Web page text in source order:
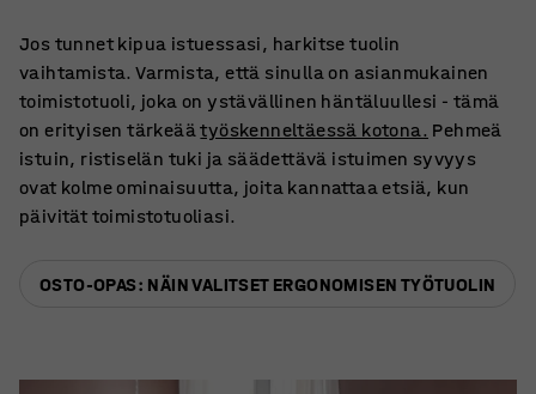
Jos tunnet kipua istuessasi, harkitse tuolin
vaihtamista. Varmista, että sinulla on asianmukainen
toimistotuoli, joka on ystävällinen häntäluullesi - tämä
on erityisen tärkeäätyöskenneltäessä kotona. Pehmeä
istuin, ristiselän tuki ja säädettävä istuimen syvyys
ovat kolme ominaisuutta, joita kannattaa etsiä, kun
päivität toimistotuoliasi.
OSTO-OPAS: NÄIN VALITSET ERGONOMISEN TYÖTUOLIN